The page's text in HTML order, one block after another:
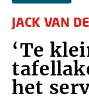
JACK VAN
‘Te
het